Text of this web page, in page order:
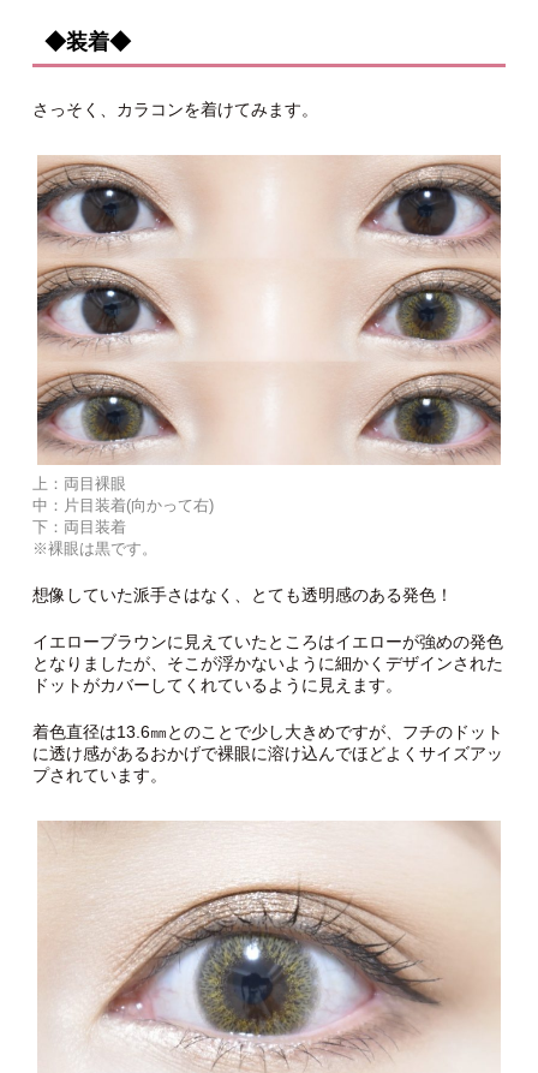
◆装着◆
さっそく、カラコンを着けてみます。
上：両目裸眼
中：片目装着(向かって右)
下：両目装着
※裸眼は黒です。
想像していた派手さはなく、とても透明感のある発色！
イエローブラウンに見えていたところはイエローが強めの発色
となりましたが、そこが浮かないように細かくデザインされた
ドットがカバーしてくれているように見えます。
着色直径は13.6㎜とのことで少し大きめですが、フチのドット
に透け感があるおかげで裸眼に溶け込んでほどよくサイズアッ
プされています。